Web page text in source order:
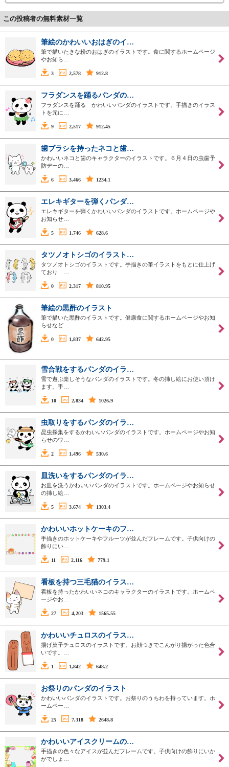
この投稿者の無料素材一覧
筆絵のかわいいおはぎのイ…
筆で描いたきな粉のおはぎのイラストです。食に関するホームページ
やお知ら…
3 2,578 912.8
フラダンスを踊るパンダの…
フラダンスを踊る かわいいパンダのイラストです。手描きのイラス
トを元に…
9 2,517 912.45
歯ブラシを持ったネコと歯…
かわいいネコと歯のキャラクターのイラストです。６月４日の虫歯予
防デーの…
6 3,466 1234.1
エレキギターを弾くパンダ…
エレキギターを弾くかわいいパンダのイラストです。ホームページや
お知らせ…
5 1,746 628.6
タツノオトシゴのイラスト…
タツノオトシゴのイラストです。手描きの筆イラストをもとに仕上げ
ており …
0 2,317 810.95
筆絵の黒酢のイラスト
筆で描いた黒酢のイラストです。健康食に関するホームページやお知
らせなど…
0 1,837 642.95
雪合戦をするパンダのイラ…
雪で遊ぶ楽しそうなパンダのイラストです。冬の挿し絵にお使い頂け
ます。手…
10 2,834 1026.9
虫取りをするパンダのイラ…
昆虫採集をするかわいいパンダのイラストです。ホームページやお知
らせのワ…
2 1,496 530.6
皿洗いをするパンダのイラ…
お皿を洗うかわいいパンダのイラストです。ホームページやお知らせ
の挿し絵…
5 3,674 1303.4
かわいいホットケーキのフ…
手描きのホットケーキやフルーツが並んだフレームです。子供向けの
飾りにい…
11 2,116 779.1
看板を持つ三毛猫のイラス…
看板を持ったかわいいネコのキャラクターのイラストです。ホームペ
ージやお…
27 4,203 1565.55
かわいいチュロスのイラス…
揚げ菓子チュロスのイラストです。お顔つきでこんがり揚がった色合
いです。…
1 1,842 648.2
お祭りのパンダのイラスト
かわいいパンダのイラストです。お祭りのうちわを持っています。ホ
ームペー…
25 7,318 2648.8
かわいいアイスクリームの…
手描きの色々なアイスが並んだフレームです。子供向けの飾りにいか
がでしょ…